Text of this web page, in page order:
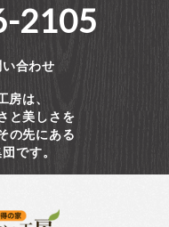
2105
合わせ
は、
と美しさを
の先にある
です。